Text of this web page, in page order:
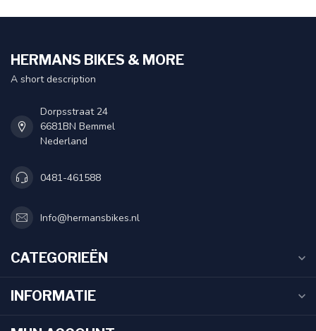
HERMANS BIKES & MORE
A short description
Dorpsstraat 24
6681BN Bemmel
Nederland
0481-461588
Info@hermansbikes.nl
CATEGORIEËN
INFORMATIE